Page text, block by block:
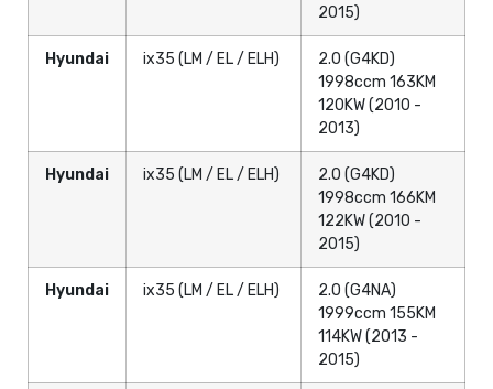
2015)
Hyundai ix35 (LM / EL / ELH)
2.0 (G4KD)
1998ccm 163KM
120KW (2010 -
2013)
Hyundai ix35 (LM / EL / ELH)
2.0 (G4KD)
1998ccm 166KM
122KW (2010 -
2015)
Hyundai ix35 (LM / EL / ELH)
2.0 (G4NA)
1999ccm 155KM
114KW (2013 -
2015)